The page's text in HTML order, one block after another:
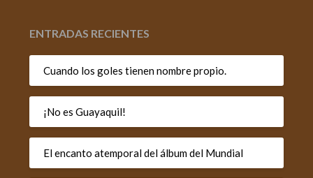
ENTRADAS RECIENTES
Cuando los goles tienen nombre propio.
¡No es Guayaquil!
El encanto atemporal del álbum del Mundial